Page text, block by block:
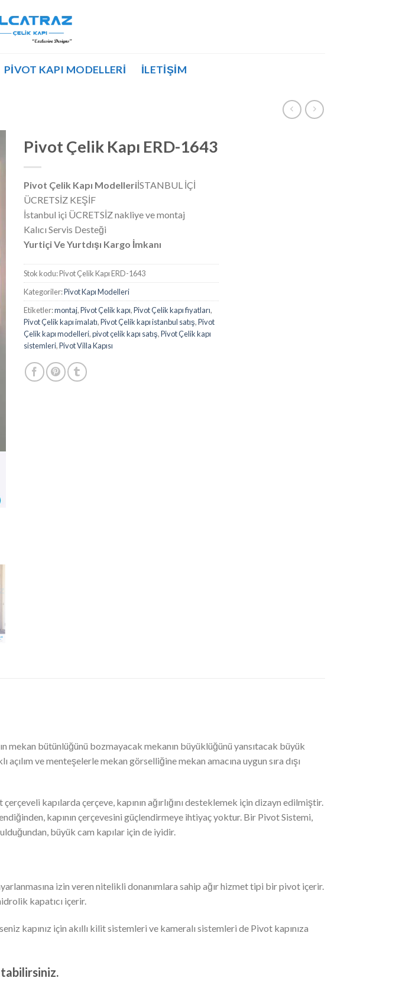
PIVOT KAPI MODELLERI İLETIŞIM
Pivot Çelik Kapı ERD-1643
Pivot Çelik Kapı ModelleriİSTANBUL İÇİ
ÜCRETSİZ KEŞİF
İstanbul içi ÜCRETSİZ nakliye ve montaj
Kalıcı Servis Desteği
Yurtiçi Ve Yurtdışı Kargo İmkanı
Stok kodu:Pivot Çelik Kapı ERD-1643
Kategoriler:Pivot Kapı Modelleri
Etiketler:montaj,Pivot Çelik kapı,Pivot Çelik kapı fiyatları,
Pivot Çelik kapı imalatı,Pivot Çelik kapı istanbul satış,Pivot
Çelik kapı modelleri,pivot çelik kapı satış,Pivot Çelik kapı
sistemleri,Pivot Villa Kapısı
mekan bütünlüğünü bozmayacak mekanın büyüklüğünü yansıtacak büyük
ve menteşelerle mekan görselliğine mekan amacına uygun sıra dışı
kapılarda çerçeve, kapının ağırlığını desteklemek için dizayn edilmiştir.
kapının çerçevesini güçlendirmeye ihtiyaç yoktur. Bir Pivot Sistemi,
büyük cam kapılar için de iyidir.
izin veren nitelikli donanımlara sahip ağır hizmet tipi bir pivot içerir.
kapatıcı içerir.
kapınız için akıllı kilit sistemleri ve kameralı sistemleri de Pivot kapınıza